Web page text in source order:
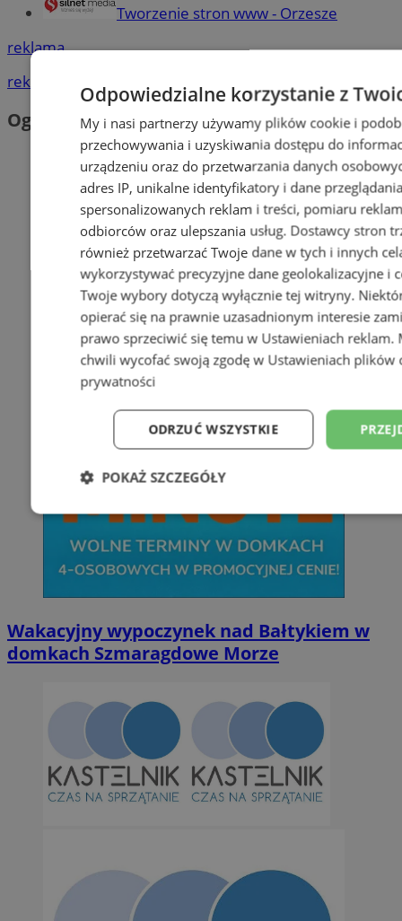
Tworzenie stron www - Orzesze
reklama
reklama
Ogłoszenia
Wakacyjny wypoczynek nad Bałtykiem w
domkach Szmaragdowe Morze
Odpowiedzialne korzystanie z
My i nasi partnerzy używamy plików cookie i
przechowywania i uzyskiwania dostępu do
urządzeniu oraz do przetwarzania danych
adres IP, unikalne identyfikatory i dane
spersonalizowanych reklam i treści, pomiaru
odbiorców oraz ulepszania usług. Dostawcy stron
również przetwarzać Twoje dane w tych i innych
wykorzystywać precyzyjne dane geolokalizacyjne i
Twoje wybory dotyczą wyłącznie tej witryny.
opierać się na prawnie uzasadnionym interesie
prawo sprzeciwić się temu w Ustawieniach reklam.
chwili wycofać swoją zgodę w Ustawieniach plików
prywatności
ODRZUĆ WSZYSTKIE
POKAŻ SZCZEGÓŁY
Niezbędne Wydajność
Niezbędne Wydajność Targetowanie
Niezbędne pliki cookie umożliwiają korzystanie z podstawowych
takich jak logowanie użytkownika i zarządzanie kontem. Bez
można prawidłowo korzystać ze strony internetowej.
Provider/
QeSessID orzesze.com.pl